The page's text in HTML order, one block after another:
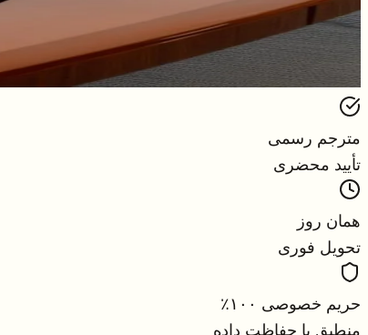
مترجم رسمی
تأیید محضری
همان روز
تحویل فوری
حریم خصوصی ۱۰۰٪
منطبق با حفاظت داده